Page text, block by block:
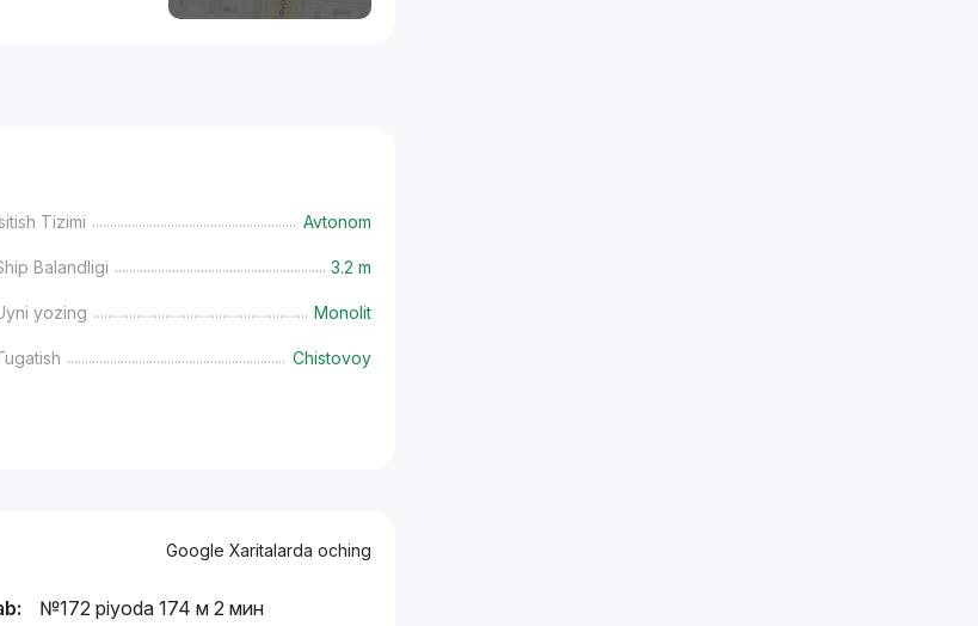
Tizimi Avtonom
Balandligi 3.2 m
yozing Monolit
Chistovoy
Google Xaritalarda oching
№172 piyoda 174 м 2 мин